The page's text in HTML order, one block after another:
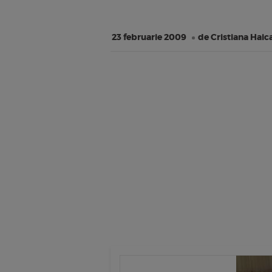
23 februarie 2009 de Cristiana